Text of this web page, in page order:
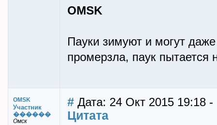
OMSK
Пауки зимуют и могут
промерзла, паук пытается
OMSK
Участник
������
Омск
# Дата: 24 Окт 2015 19:18
Цитата